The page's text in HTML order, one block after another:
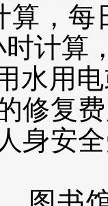
算，
计算
水用
修复
身安